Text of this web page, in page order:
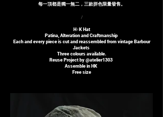
每一頂都是獨一無二，三款拼色限量發售。
/
H↑K Hat
Patina, Alteration and Craftmanship
Each and every piece is cut and reassembled from vintage Barbour
Jackets
Three colours available.
Reuse Project by @atelier1303
Assemble in HK
Free size